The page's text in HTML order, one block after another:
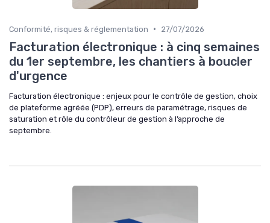
Conformité, risques & réglementation • 27/07/2026
Facturation électronique : à cinq semaines
du 1er septembre, les chantiers à boucler
d'urgence
Facturation électronique : enjeux pour le contrôle de gestion, choix
de plateforme agréée (PDP), erreurs de paramétrage, risques de
saturation et rôle du contrôleur de gestion à l’approche de
septembre.